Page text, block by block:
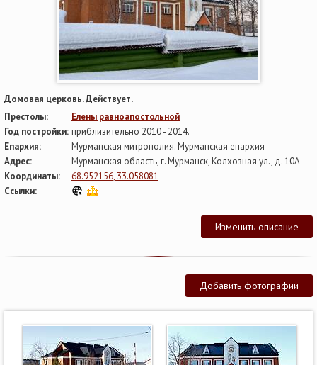
Домовая церковь. Действует.
Престолы:
Елены равноапостольной
Год постройки: приблизительно 2010 - 2014.
Епархия:
Мурманская митрополия. Мурманская епархия
Адрес:
Мурманская область, г. Мурманск, Колхозная ул., д. 10А
Координаты:
68.952156, 33.058081
Ссылки:
Изменить описание
Добавить фотографии